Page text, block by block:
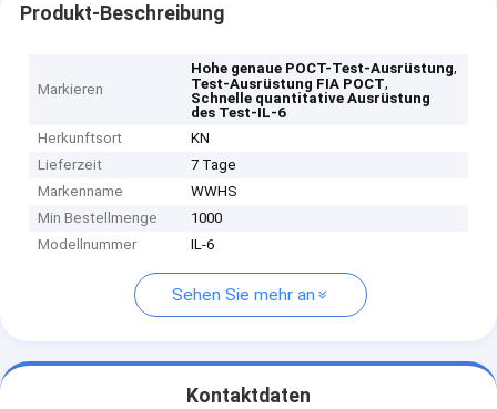
Produkt-Beschreibung
Markieren
Hohe genaue POCT-Test-Ausrüstung,
Test-Ausrüstung FIA POCT,
Schnelle quantitative Ausrüstung
des Test-IL-6
Herkunftsort
KN
Lieferzeit
7 Tage
Markenname
WWHS
Min Bestellmenge
1000
Modellnummer
IL-6
Sehen Sie mehr an
Kontaktdaten